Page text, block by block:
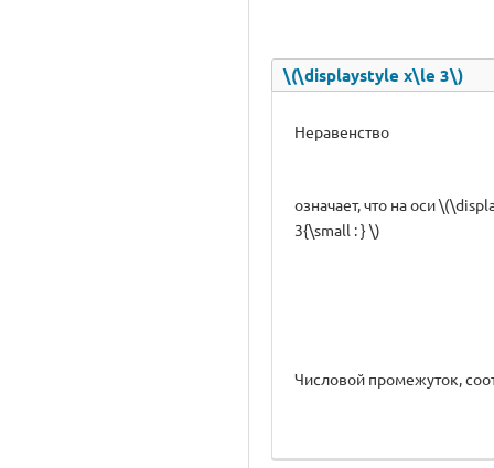
\(\displaystyle x\le 3\)
Неравенство
означает, что на оси
3{\small : } \)
Числовой промежуток,